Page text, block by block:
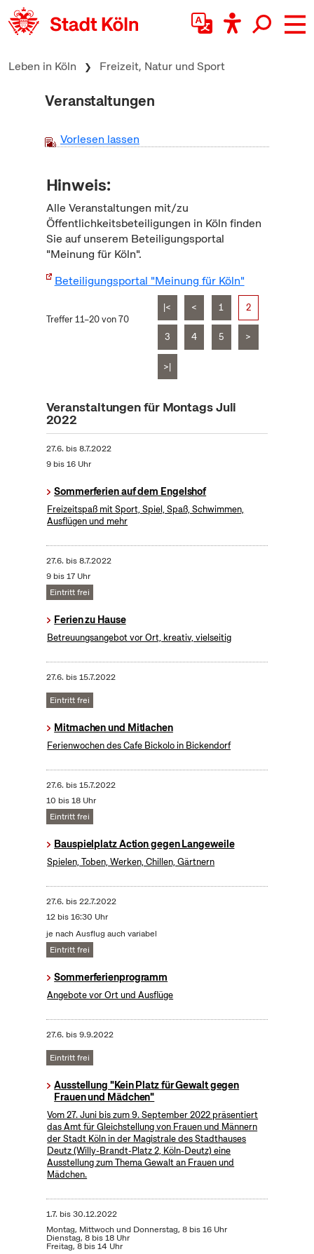
zum Inhalt springen
Leben in Köln Freizeit, Natur und Sport
Veranstaltungen
Vorlesen lassen
Hinweis:
Alle Veranstaltungen mit/zu
Öffentlichkeitsbeteiligungen in Köln finden
Sie auf unserem Beteiligungsportal
"Meinung für Köln".
Beteiligungsportal "Meinung für Köln"
Treffer 11–20 von 70
|< < 1 2
3 4 5 >
>|
Veranstaltungen für Montags Juli
2022
27.6. bis8.7.2022
9 bis 16 Uhr
Sommerferien auf dem Engelshof
Freizeitspaß mit Sport, Spiel, Spaß, Schwimmen,
Ausflügen und mehr
27.6. bis8.7.2022
9 bis 17 Uhr
Eintritt frei
Ferien zu Hause
Betreuungsangebot vor Ort, kreativ, vielseitig
27.6. bis15.7.2022
Eintritt frei
Mitmachen und Mitlachen
Ferienwochen des Cafe Bickolo in Bickendorf
27.6. bis15.7.2022
10 bis 18 Uhr
Eintritt frei
Bauspielplatz Action gegen Langeweile
Spielen, Toben, Werken, Chillen, Gärtnern
27.6. bis22.7.2022
12 bis 16:30 Uhr
je nach Ausflug auch variabel
Eintritt frei
Sommerferienprogramm
Angebote vor Ort und Ausflüge
27.6. bis9.9.2022
Eintritt frei
Ausstellung "Kein Platz für Gewalt gegen
Frauen und Mädchen"
Vom 27. Juni bis zum 9. September 2022 präsentiert
das Amt für Gleichstellung von Frauen und Männern
der Stadt Köln in der Magistrale des Stadthauses
Deutz (Willy-Brandt-Platz 2, Köln-Deutz) eine
Ausstellung zum Thema Gewalt an Frauen und
Mädchen.
1.7. bis30.12.2022
Montag, Mittwoch und Donnerstag, 8 bis 16 Uhr
Dienstag, 8 bis 18 Uhr
Freitag, 8 bis 14 Uhr